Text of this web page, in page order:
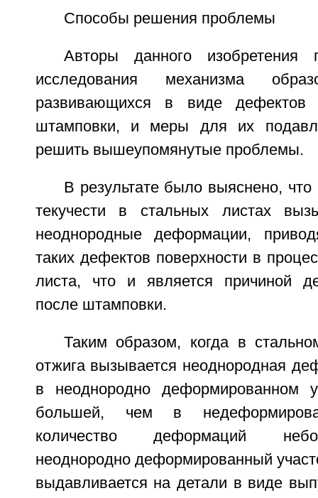
Способы решения проблемы
Авторы данного изобретения
исследования механизма
развивающихся в виде дефектов
штамповки, и меры для их
решить вышеупомянутые проблемы.
В результате было выяснено, что
текучести в стальных листах
неоднородные деформации,
таких дефектов поверхности в
листа, что и является причиной
после штамповки.
Таким образом, когда в
отжига вызывается неоднородная
в неоднородно деформированном
большей, чем в
количество деформаций
неоднородно деформированный
выдавливается на детали в виде